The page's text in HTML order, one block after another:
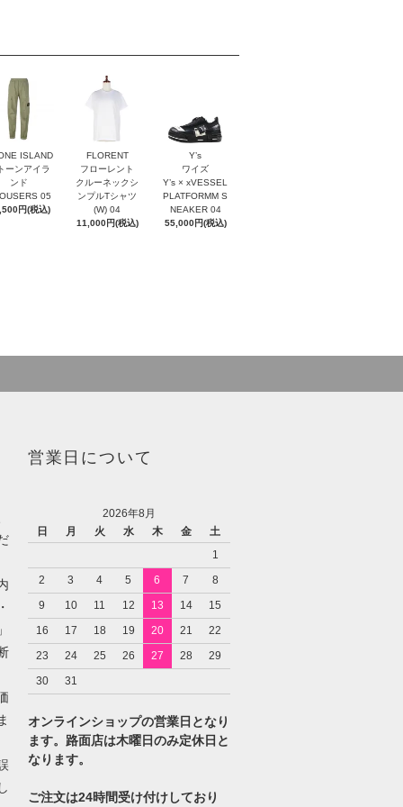
ISLAND
ーンアイラ
ンド
05
円(税込)
FLORENT
フローレント
クルーネックシ
ンプルTシャツ
(W) 04
11,000円(税込)
Y’s
ワイズ
Y’s × xVESSEL
PLATFORMM S
NEAKER 04
55,000円(税込)
営業日について
2026年8月
日
月 火 水 木 金
土
1
2
3 4 5 6 7
8
9
10 11 12 13 14
15
16
17 18 19 20 21
22
23
24 25 26 27 28
29
30
31
オンラインショップの営業日となり
ます。路面店は木曜日のみ定休日と
なります。
ご注文は24時間受け付けしており